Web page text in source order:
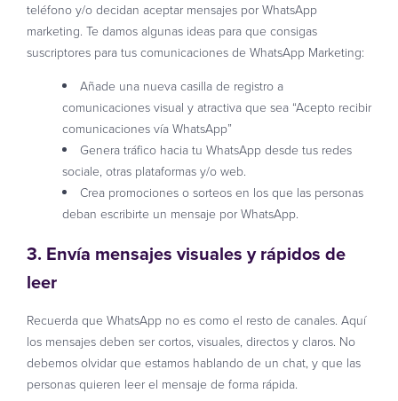
teléfono y/o decidan aceptar mensajes por WhatsApp
marketing. Te damos algunas ideas para que consigas
suscriptores para tus comunicaciones de WhatsApp Marketing:
Añade una nueva casilla de registro a
comunicaciones visual y atractiva que sea “Acepto recibir
comunicaciones vía WhatsApp”
Genera tráfico hacia tu WhatsApp desde tus redes
sociale, otras plataformas y/o web.
Crea promociones o sorteos en los que las personas
deban escribirte un mensaje por WhatsApp.
3. Envía mensajes visuales y rápidos de
leer
Recuerda que WhatsApp no es como el resto de canales. Aquí
los mensajes deben ser cortos, visuales, directos y claros. No
debemos olvidar que estamos hablando de un chat, y que las
personas quieren leer el mensaje de forma rápida.